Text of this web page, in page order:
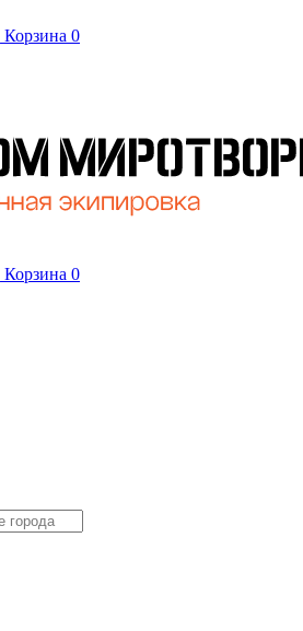
Корзина 0
Корзина 0